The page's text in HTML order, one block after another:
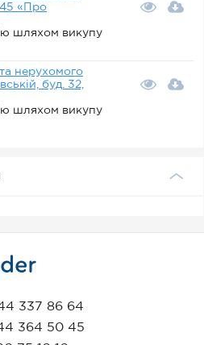
«Про
шляхом викупу
нерухомого
буд. 32,
шляхом викупу
337 86 64
364 50 45